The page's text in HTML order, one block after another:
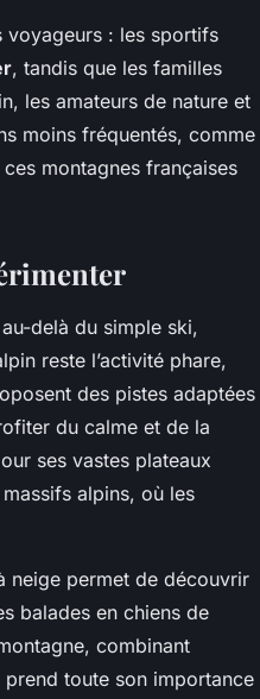
voyageurs : les sportifs
, tandis que les familles
les amateurs de nature et
moins fréquentés, comme
montagnes françaises
delà du simple ski,
reste l’activité phare,
des pistes adaptées
du calme et de la
ses vastes plateaux
alpins, où les
neige permet de découvrir
balades en chiens de
combinant
toute son importance